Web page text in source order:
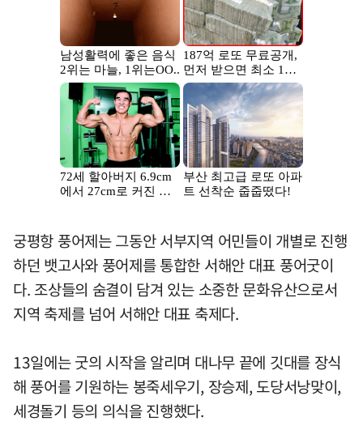
궁평항 풍어제는 그동안 서부지역 어민들이 개별로 진행
하던 뱃고사와 풍어제를 통합한 서해안 대표 풍어굿이
다. 조상들의 숨결이 담겨 있는 소중한 문화유산으로서
지역 축제를 넘어 서해안 대표 축제다.
13일에는 굿의 시작을 알리며 대나무 끝에 깃대를 장식
해 풍어를 기원하는 봉죽세우기, 장승제, 도당서낭맞이,
세경돌기 등의 의식을 진행했다.